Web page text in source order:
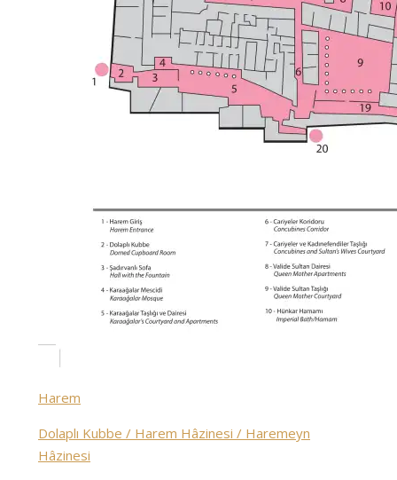
Harem
Dolaplı Kubbe / Harem Hâzinesi / Haremeyn
Hâzinesi